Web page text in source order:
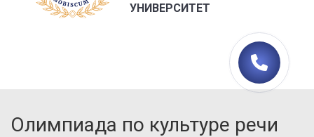
УНИВЕРСИТЕТ
Олимпиада по культуре речи